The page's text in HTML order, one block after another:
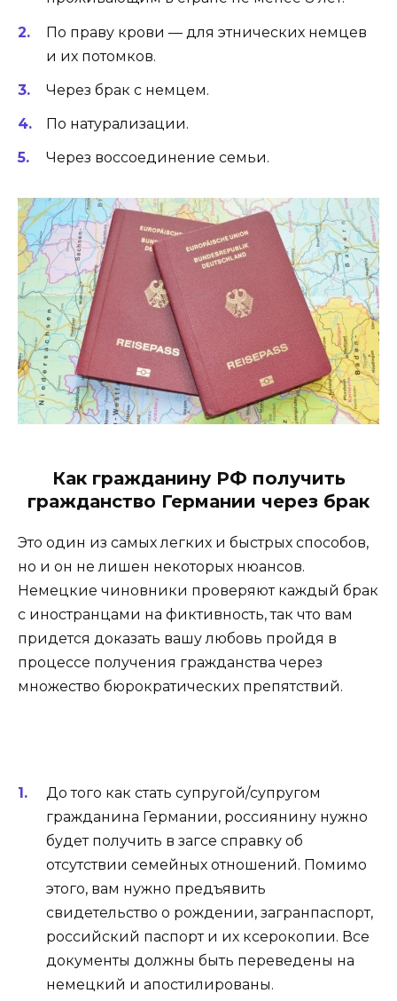
По праву крови — для этнических немцев
и их потомков.
Через брак с немцем.
По натурализации.
Через воссоединение семьи.
Как гражданину РФ получить
гражданство Германии через брак
Это один из самых легких и быстрых способов,
но и он не лишен некоторых нюансов.
Немецкие чиновники проверяют каждый брак
с иностранцами на фиктивность, так что вам
придется доказать вашу любовь пройдя в
процессе получения гражданства через
множество бюрократических препятствий.
До того как стать супругой/супругом
гражданина Германии, россиянину нужно
будет получить в загсе справку об
отсутствии семейных отношений. Помимо
этого, вам нужно предъявить
свидетельство о рождении, загранпаспорт,
российский паспорт и их ксерокопии. Все
документы должны быть переведены на
немецкий и апостилированы.